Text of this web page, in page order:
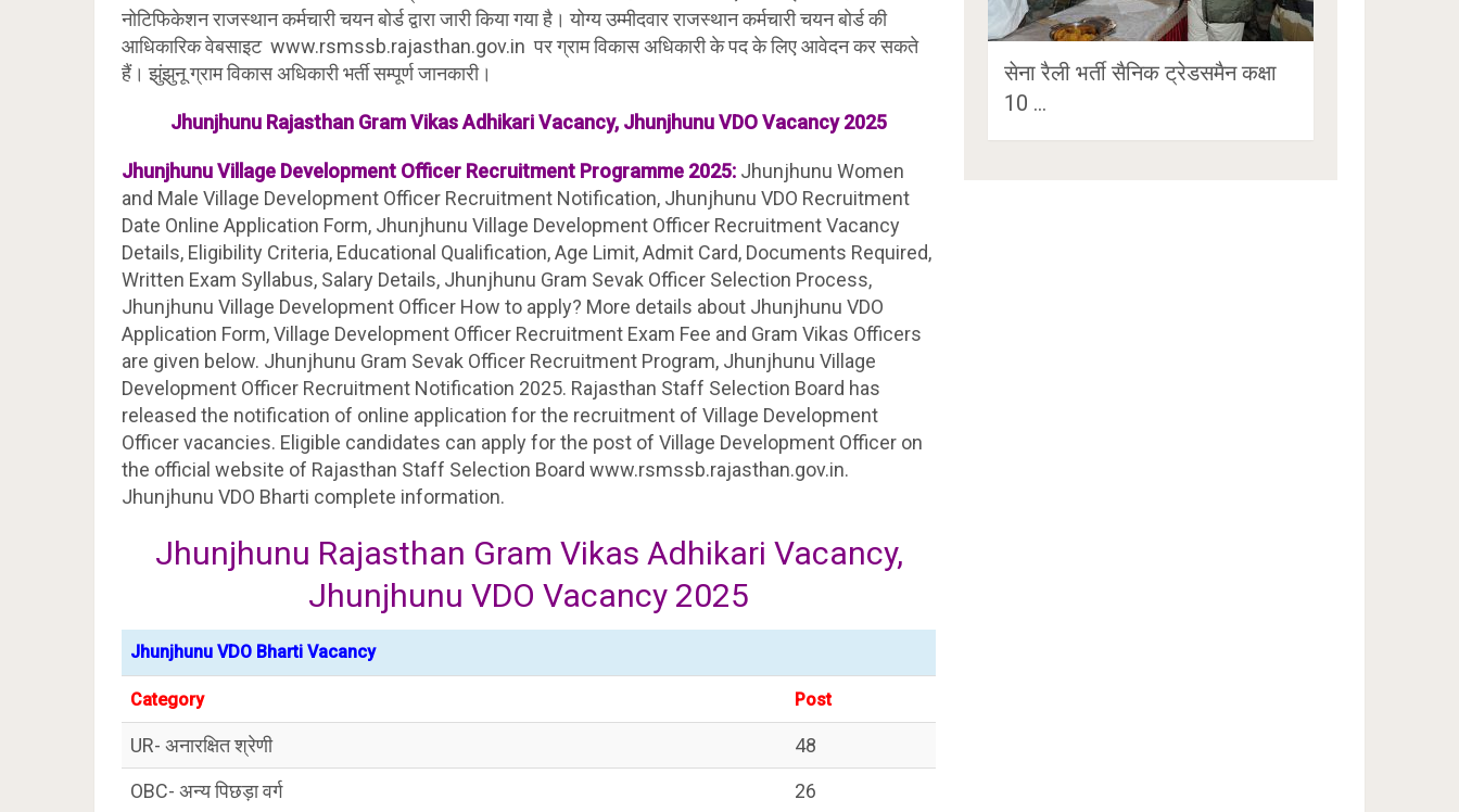
नोटिफिकेशन राजस्थान कर्मचारी चयन बोर्ड द्वारा जारी किया गया है। योग्य उम्मीदवार राजस्थान कर्मचारी चयन बोर्ड की
आधिकारिक वेबसाइट www.rsmssb.rajasthan.gov.in पर ग्राम विकास अधिकारी के पद के लिए आवेदन कर सकते
हैं। झुंझुनू ग्राम विकास अधिकारी भर्ती सम्पूर्ण जानकारी।
Jhunjhunu Rajasthan Gram Vikas Adhikari Vacancy, Jhunjhunu VDO Vacancy 2025
Jhunjhunu Village Development Officer Recruitment Programme 2025: Jhunjhunu Women
and Male Village Development Officer Recruitment Notification, Jhunjhunu VDO Recruitment
Date Online Application Form, Jhunjhunu Village Development Officer Recruitment Vacancy
Details, Eligibility Criteria, Educational Qualification, Age Limit, Admit Card, Documents Required,
Written Exam Syllabus, Salary Details, Jhunjhunu Gram Sevak Officer Selection Process,
Jhunjhunu Village Development Officer How to apply? More details about Jhunjhunu VDO
Application Form, Village Development Officer Recruitment Exam Fee and Gram Vikas Officers
are given below. Jhunjhunu Gram Sevak Officer Recruitment Program, Jhunjhunu Village
Development Officer Recruitment Notification 2025. Rajasthan Staff Selection Board has
released the notification of online application for the recruitment of Village Development
Officer vacancies. Eligible candidates can apply for the post of Village Development Officer on
the official website of Rajasthan Staff Selection Board www.rsmssb.rajasthan.gov.in.
Jhunjhunu VDO Bharti complete information.
Jhunjhunu Rajasthan Gram Vikas Adhikari Vacancy,
Jhunjhunu VDO Vacancy 2025
Jhunjhunu VDO Bharti Vacancy
Category Post
UR- अनारक्षित श्रेणी
48
OBC- अन्य पिछड़ा वर्ग
26
सेना रैली भर्ती सैनिक ट्रेडसमैन कक्षा
10 …